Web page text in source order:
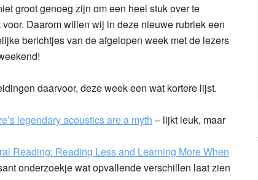
groot genoeg zijn om een heel stuk over te
Daarom willen wij in deze nieuwe rubriek een
berichtjes van de afgelopen week met de lezers
daarvoor, deze week een wat kortere lijst.
legendary acoustics are a myth – lijkt leuk, maar
Reading: Reading Less and Learning More When
onderzoekje wat opvallende verschillen laat zien